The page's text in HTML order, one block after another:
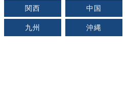
関西 中国
九州 沖縄